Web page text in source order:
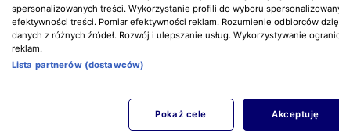
spersonalizowanych treści. Wykorzystanie profili do wyboru
efektywności treści. Pomiar efektywności reklam. Rozumienie odbiorców
danych z różnych źródeł. Rozwój i ulepszanie usług. Wykorzystywanie
reklam.
Lista partnerów (dostawców)
Pokaż cele Akceptuję